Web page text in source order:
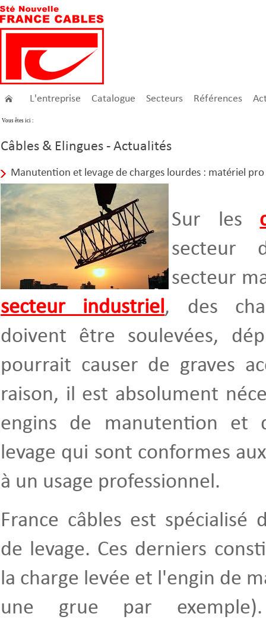
L'entreprise Catalogue Secteurs Références
Vous êtes ici :
Câbles & Elingues - Actualités
Manutention et levage de charges lourdes : matériel pro
Sur les
secteur
secteur
secteur industriel, des
doivent être soulevées,
pourrait causer de graves
raison, il est absolument
engins de manutention et
levage qui sont conformes
à un usage professionnel.
France câbles est spécialisé
de levage. Ces derniers
la charge levée et l'engin de
une grue par